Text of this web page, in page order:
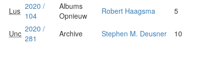
Lus 2020 /
104
Albums
Opnieuw
Robert Haagsma 5
Unc 2020 /
281
Archive Stephen M. Deusner 10